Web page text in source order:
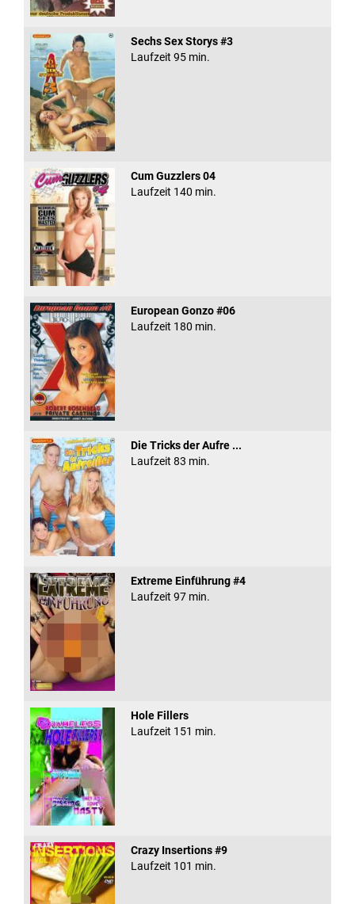
Sechs Sex Storys #3
Laufzeit 95 min.
Cum Guzzlers 04
Laufzeit 140 min.
European Gonzo #06
Laufzeit 180 min.
Die Tricks der Aufre ...
Laufzeit 83 min.
Extreme Einführung #4
Laufzeit 97 min.
Hole Fillers
Laufzeit 151 min.
Crazy Insertions #9
Laufzeit 101 min.